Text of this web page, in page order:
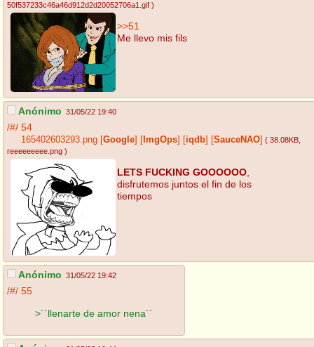
50f537233c46a46d912d2d20052706a1.gif )
>>51
Me llevo mis fils
Anónimo 31/05/22 19:40
/#/ 54
165402603293.png Google ImgOps iqdb SauceNAO ( 38.08KB
reeeeeeeee.png )
LETS FUCKING GOOOOOO
disfrutemos juntos el fin de los
tiempos
Anónimo 31/05/22 19:42
/#/ 55
>´´llenarte de amor nena´´